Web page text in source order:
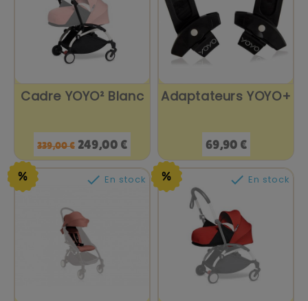
Cadre YOYO² Blanc
Prix
de
base
339,00 € Prix
249,00 €
Adaptateurs YOYO+
Prix
69,90 €
 En stock  En stock